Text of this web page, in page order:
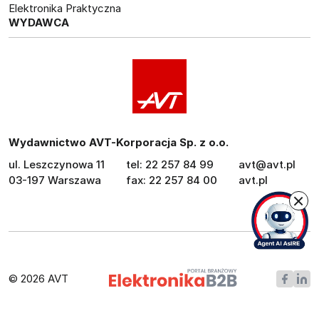
Elektronika Praktyczna
WYDAWCA
Wydawnictwo AVT-Korporacja Sp. z o.o.
ul. Leszczynowa 11
03-197 Warszawa
tel: 22 257 84 99
fax: 22 257 84 00
avt@avt.pl
avt.pl
© 2026 AVT